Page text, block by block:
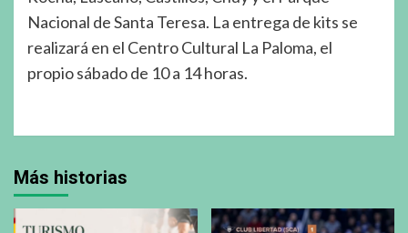
Nacional de Santa Teresa. La entrega de kits se
realizará en el Centro Cultural La Paloma, el
propio sábado de 10 a 14 horas.
Más historias